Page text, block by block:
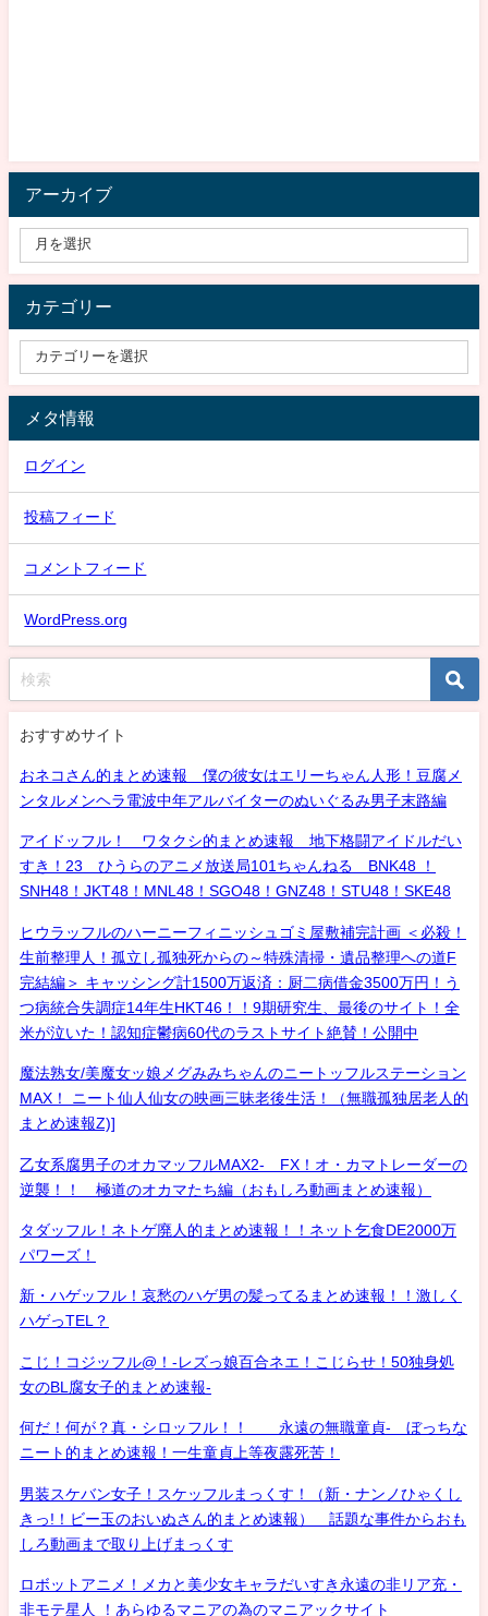
アーカイブ
カテゴリー
メタ情報
ログイン
投稿フィード
コメントフィード
WordPress.org
おすすめサイト
おネコさん的まとめ速報 僕の彼女はエリーちゃん人形！豆腐メ
ンタルメンヘラ電波中年アルバイターのぬいぐるみ男子末路編
アイドッフル！ ワタクシ的まとめ速報 地下格闘アイドルだい
すき！23 ひうらのアニメ放送局101ちゃんねる BNK48 ！
SNH48！JKT48！MNL48！SGO48！GNZ48！STU48！SKE48
ヒウラッフルのハーニーフィニッシュゴミ屋敷補完計画 ＜必殺！
生前整理人！孤立し孤独死からの～特殊清掃・遺品整理への道F
完結編＞ キャッシング計1500万返済：厨二病借金3500万円！う
つ病統合失調症14年生HKT46！！9期研究生、最後のサイト！全
米が泣いた！認知症鬱病60代のラストサイト絶賛！公開中
魔法熟女/美魔女ッ娘メグみみちゃんのニートッフルステーション
MAX！ ニート仙人仙女の映画三昧老後生活！（無職孤独居老人的
まとめ速報Z)]
乙女系腐男子のオカマッフルMAX2- FX！オ・カマトレーダーの
逆襲！！ 極道のオカマたち編（おもしろ動画まとめ速報）
タダッフル！ネトゲ廃人的まとめ速報！！ネット乞食DE2000万
パワーズ！
新・ハゲッフル！哀愁のハゲ男の髪ってるまとめ速報！！激しく
ハゲっTEL？
こじ！コジッフル@！-レズっ娘百合ネエ！こじらせ！50独身処
女のBL腐女子的まとめ速報-
何だ！何が？真・シロッフル！！ 永遠の無職童貞- ぼっちな
ニート的まとめ速報！一生童貞上等夜露死苦！
男装スケバン女子！スケッフルまっくす！（新・ナンノひゃくし
きっ!！ビー玉のおいぬさん的まとめ速報） 話題な事件からおも
しろ動画まで取り上げまっくす
ロボットアニメ！メカと美少女キャラだいすき永遠の非リア充・
非モテ星人 ！あらゆるマニアの為のマニアックサイト